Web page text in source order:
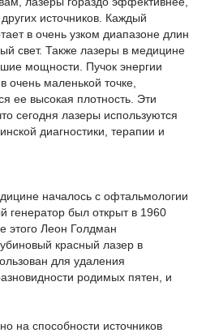
источников. Каждый
в очень узком диапазоне длин
свет. Также лазеры в медицине
мощности. Пучок энергии
очень маленькой точке,
ее высокая плотность. Эти
сегодня лазеры используются
диагностики, терапии и
началось с офтальмологии
генератор был открыт в 1960
этого Леон Голдман
красный лазер в
для удаления
родимых пятен, и
на способности источников